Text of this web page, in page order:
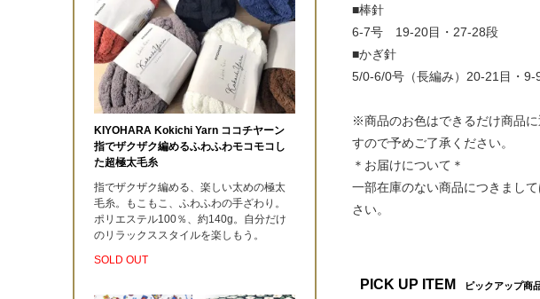
■棒針
6-7号 19-20目・27-28段
■かぎ針
5/0-6/0号（長編み）20-21目・9-
※商品のお色はできるだけ商品
すので予めご了承ください。
＊お届けについて＊
一部在庫のない商品につきまし
さい。
PICK UP ITEM ピックアップ商
KIYOHARA Kokichi Yarn ココチヤーン
指でザクザク編めるふわふわモコモコし
た超極太毛糸
指でザクザク編める、楽しい太めの極太
毛糸。もこもこ、ふわふわの手ざわり。
ポリエステル100％、約140g。自分だけ
のリラックススタイルを楽しもう。
SOLD OUT